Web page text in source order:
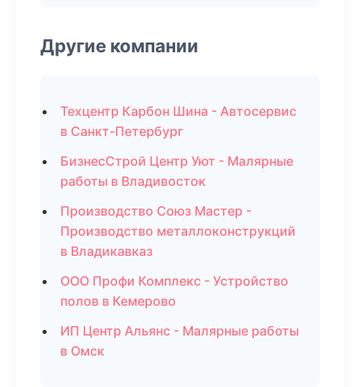
Другие компании
Техцентр Карбон Шина - Автосервис
в Санкт-Петербург
БизнесСтрой Центр Уют - Малярные
работы в Владивосток
Производство Союз Мастер -
Производство металлоконструкций
в Владикавказ
ООО Профи Комплекс - Устройство
полов в Кемерово
ИП Центр Альянс - Малярные работы
в Омск